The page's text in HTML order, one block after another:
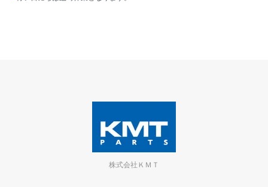
株式会社ＫＭＴ